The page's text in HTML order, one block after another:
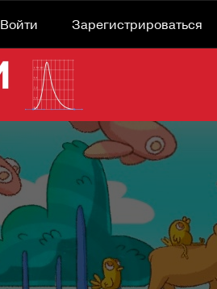
Войти
Зарегистрироваться